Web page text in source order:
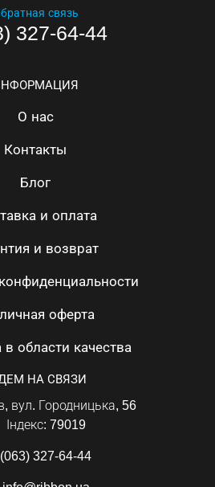
связь
327-64-44
О нас
Контакты
Блог
и оплата
и возврат
оферта
области качества
НА СВЯЗИ
вул. Городницька, 56
Індекс: 79019
(063) 327-64-44